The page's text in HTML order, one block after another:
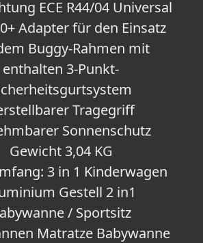
ECE R44/04 Universal
Adapter für den Einsatz
Buggy-Rahmen mit
enthalten 3-Punkt-
Tragegriff
Sonnenschutz
Gewicht 3,04 KG
3 in 1 Kinderwagen
Gestell 2 in1
/ Sportsitz
Matratze Babywanne